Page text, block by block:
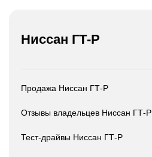
Ниссан ГТ-Р
Продажа Ниссан ГТ-Р
Отзывы владельцев Ниссан ГТ-Р
Тест-драйвы Ниссан ГТ-Р